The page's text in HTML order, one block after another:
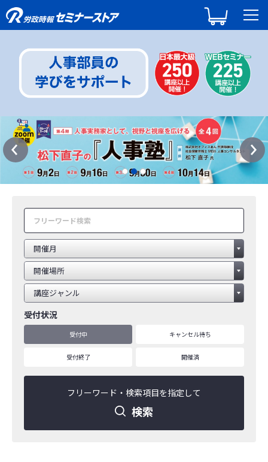
受付状況
受付中 キャンセル待ち
受付終了 開催済
フリーワード・ 検索項目を指定して
検索